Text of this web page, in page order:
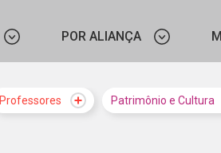
POR ALIANÇA
Professores Patrimônio e Cultura